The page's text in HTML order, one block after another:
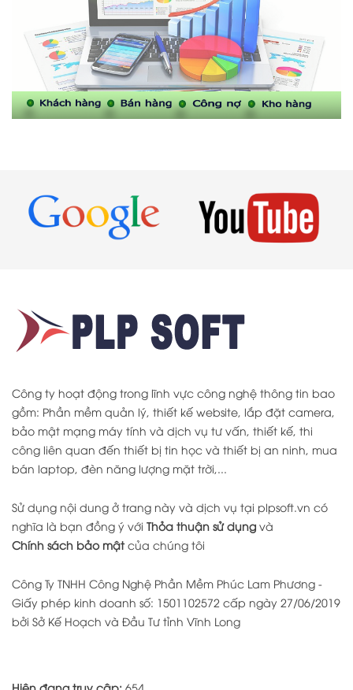
Công ty hoạt động trong lĩnh vực công nghệ thông tin bao
gồm: Phần mềm quản lý, thiết kế website, lắp đặt camera,
bảo mật mạng máy tính và dịch vụ tư vấn, thiết kế, thi
công liên quan đến thiết bị tin học và thiết bị an ninh, mua
bán laptop, đèn năng lượng mặt trời,...
Sử dụng nội dung ở trang này và dịch vụ tại plpsoft.vn có
nghĩa là bạn đồng ý với Thỏa thuận sử dụng và
Chính sách bảo mậtcủa chúng tôi
Công Ty TNHH Công Nghệ Phần Mềm Phúc Lam Phương -
Giấy phép kinh doanh số: 1501102572 cấp ngày 27/06/2019
bởi Sở Kế Hoạch và Đầu Tư tỉnh Vĩnh Long